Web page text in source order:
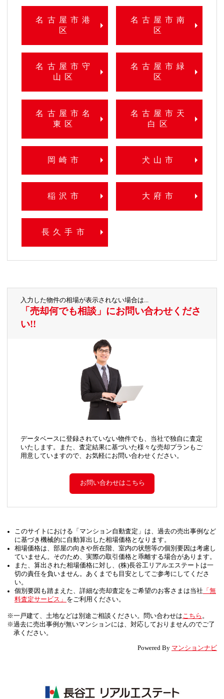
名古屋市港
区
名古屋市南
区
名古屋市守
山区
名古屋市緑
区
名古屋市名
東区
名古屋市天
白区
岡崎市 犬山市
稲沢市 大府市
長久手市
入力した物件の相場が表示されない場合は...
「売却何でも相談」にお問い合わせくださ
い!!
データベースに登録されていない物件でも、当社で独自に査定
いたします。また、査定結果に基づいた様々な売却プランもご
用意していますので、お気軽にお問い合わせください。
お問い合わせはこちら
このサイトにおける「マンション自動査定」は、過去の売出事例など
に基づき機械的に自動算出した相場価格となります。
相場価格は、部屋の向きや所在階、室内の状態等の個別要因は考慮し
ていません。そのため、実際の取引価格と乖離する場合があります。
また、算出された相場価格に対し、(株)長谷工リアルエステートは一
切の責任を負いません。あくまでも目安としてご参考にしてくださ
い。
個別要因も踏まえた、詳細な売却査定をご希望のお客さまは当社 「無
料査定サービス」 をご利用ください。
※一戸建て、土地などは別途ご相談ください。問い合わせはこちら 。
※過去に売出事例が無いマンションには、対応しておりませんのでご了
承ください。
Powered By マンションナビ